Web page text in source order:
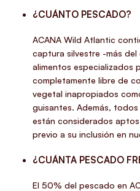
¿CUÁNTO PESCADO?
ACANA Wild Atlantic
captura silvestre -más
alimentos especializados
completamente libre de
vegetal inapropiados
guisantes. Además,
están considerados
previo a su inclusión en
¿CUÁNTA PESCADO
El 50% del pescado en